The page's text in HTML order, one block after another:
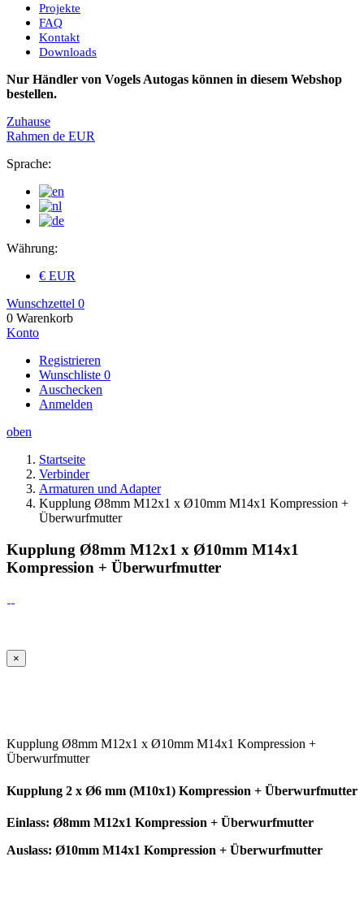
Projekte
FAQ
Kontakt
Downloads
Nur Händler von Vogels Autogas können in diesem Webshop
bestellen.
Zuhause
Rahmen de EUR
Sprache:
Währung:
€ EUR
Wunschzettel 0
0 Warenkorb
Konto
Registrieren
Wunschliste 0
Auschecken
Anmelden
oben
Startseite
Verbinder
Armaturen und Adapter
Kupplung Ø8mm M12x1 x Ø10mm M14x1 Kompression +
Überwurfmutter
Kupplung Ø8mm M12x1 x Ø10mm M14x1
Kompression + Überwurfmutter
×
Kupplung Ø8mm M12x1 x Ø10mm M14x1 Kompression +
Überwurfmutter
Kupplung 2 x Ø6 mm (M10x1) Kompression + Überwurfmutter
Einlass: Ø8mm M12x1 Kompression + Überwurfmutter
Auslass: Ø10mm M14x1 Kompression + Überwurfmutter